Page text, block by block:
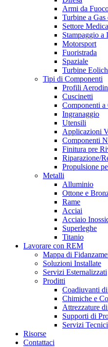
Armi da
Turbine a Gas
Settore
Stampaggio
Motorsport
Fuoristrada
Spaziale
Turbine
Tipi di Componenti
Profili
Cuscinetti
Componenti a
Ingranaggio
Utensili
Applicazioni
Componenti
Finitura pre
Riparazione/
Propulsione
Metalli
Alluminio
Ottone e
Rame
Acciai
Acciaio
Superleghe
Titanio
Lavorare con REM
Mappa di
Soluzioni Installate
Servizi Esternalizzati
Proditti
Coadiuvanti
Chimiche e
Attrezzature
Supporti di
Servizi
Risorse
Contattaci